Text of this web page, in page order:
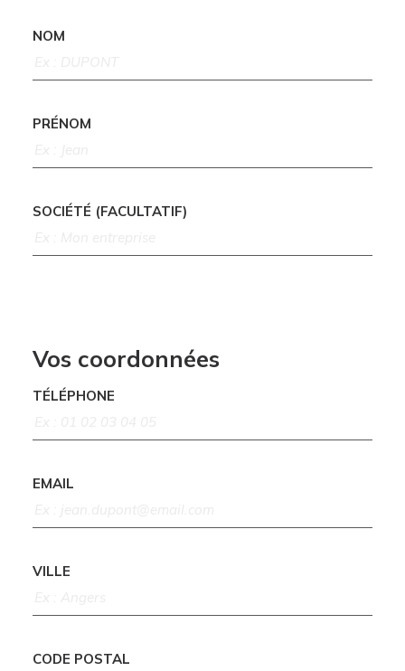
NOM
PRÉNOM
SOCIÉTÉ (FACULTATIF)
Vos coordonnées
TÉLÉPHONE
EMAIL
VILLE
CODE POSTAL